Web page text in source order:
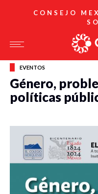
CONSEJO
EVENTOS
Género,
políticas